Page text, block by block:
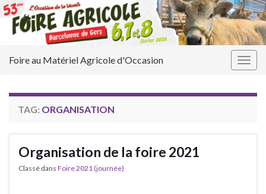
Foire au Matériel Agricole d'Occasion
TAG: ORGANISATION
Organisation de la foire 2021
Classé dans Foire 2021 (journée)